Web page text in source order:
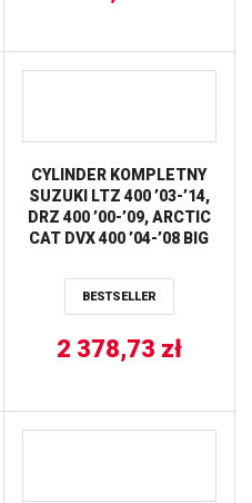
CYLINDER KOMPLETNY
SUZUKI LTZ 400 ’03-’14,
DRZ 400 ’00-’09, ARCTIC
CAT DVX 400 ’04-’08 BIG
(+4MM=434CCM)
ATHENA
BESTSELLER
2 378,73 zł